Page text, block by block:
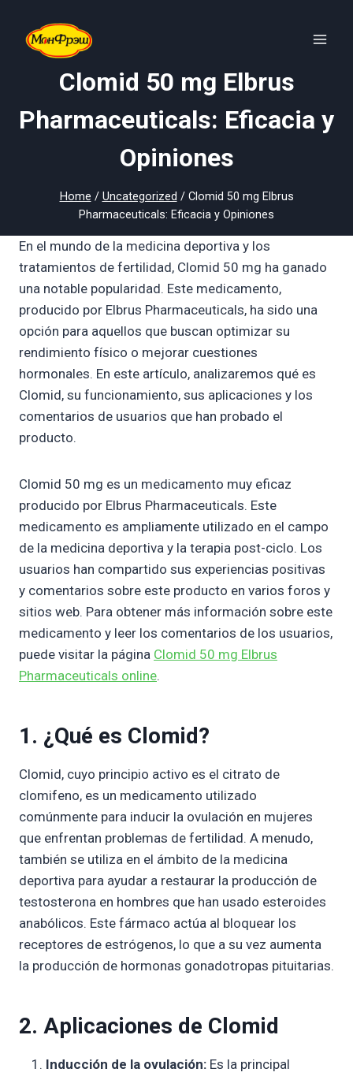
content
Clomid 50 mg Elbrus
Pharmaceuticals: Eficacia y
Opiniones
Home / Uncategorized / Clomid 50 mg Elbrus
Pharmaceuticals: Eficacia y Opiniones
En el mundo de la medicina deportiva y los
tratamientos de fertilidad, Clomid 50 mg ha ganado
una notable popularidad. Este medicamento,
producido por Elbrus Pharmaceuticals, ha sido una
opción para aquellos que buscan optimizar su
rendimiento físico o mejorar cuestiones
hormonales. En este artículo, analizaremos qué es
Clomid, su funcionamiento, sus aplicaciones y los
comentarios de usuarios que han probado el
producto.
Clomid 50 mg es un medicamento muy eficaz
producido por Elbrus Pharmaceuticals. Este
medicamento es ampliamente utilizado en el campo
de la medicina deportiva y la terapia post-ciclo. Los
usuarios han compartido sus experiencias positivas
y comentarios sobre este producto en varios foros y
sitios web. Para obtener más información sobre este
medicamento y leer los comentarios de los usuarios,
puede visitar la página Clomid 50 mg Elbrus
Pharmaceuticals online.
1. ¿Qué es Clomid?
Clomid, cuyo principio activo es el citrato de
clomifeno, es un medicamento utilizado
comúnmente para inducir la ovulación en mujeres
que enfrentan problemas de fertilidad. A menudo,
también se utiliza en el ámbito de la medicina
deportiva para ayudar a restaurar la producción de
testosterona en hombres que han usado esteroides
anabólicos. Este fármaco actúa al bloquear los
receptores de estrógenos, lo que a su vez aumenta
la producción de hormonas gonadotropas pituitarias.
2. Aplicaciones de Clomid
Inducción de la ovulación: Es la principal